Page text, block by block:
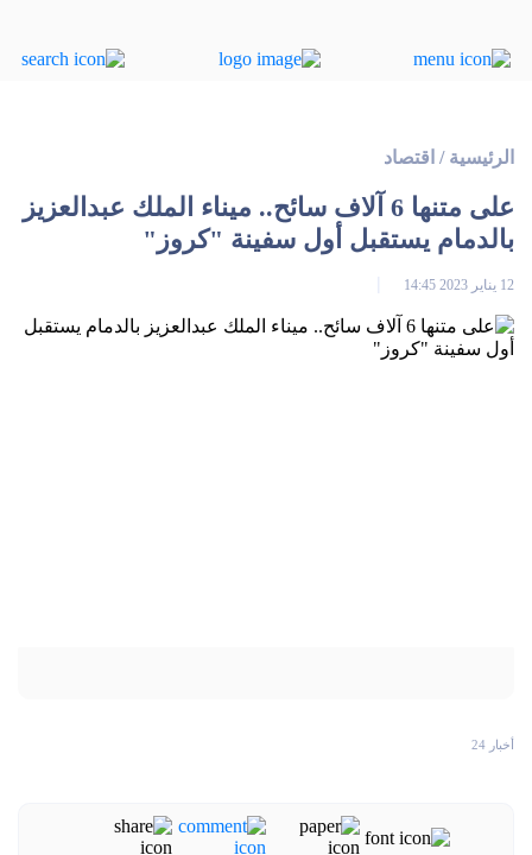
الرئيسية / اقتصاد
على متنها 6 آلاف سائح.. ميناء الملك عبدالعزيز
بالدمام يستقبل أول سفينة "كروز"
12 يناير 2023 14:45
أخبار 24